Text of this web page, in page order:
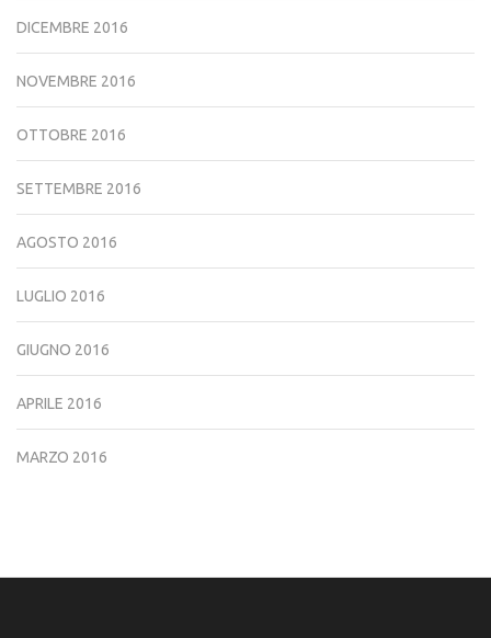
DICEMBRE 2016
NOVEMBRE 2016
OTTOBRE 2016
SETTEMBRE 2016
AGOSTO 2016
LUGLIO 2016
GIUGNO 2016
APRILE 2016
MARZO 2016